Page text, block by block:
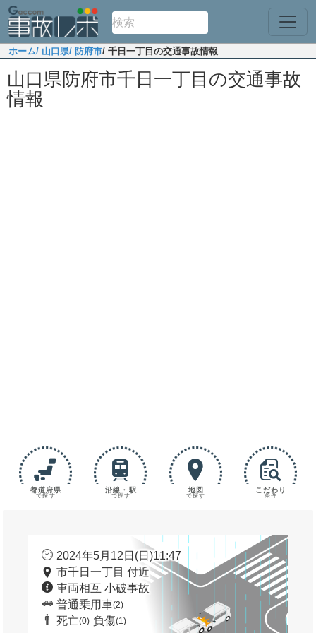
ホーム/ 山口県/ 防府市/ 千日一丁目の交通事故情報
山口県防府市千日一丁目の交通事故
情報
都道府県
で探す
沿線・駅
で探す
地図
で探す
こだわり
条件
2024年5月12日(日)11:47
市千日一丁目 付近
車両相互 小破事故
普通乗用車(2)
死亡(0) 負傷(1)